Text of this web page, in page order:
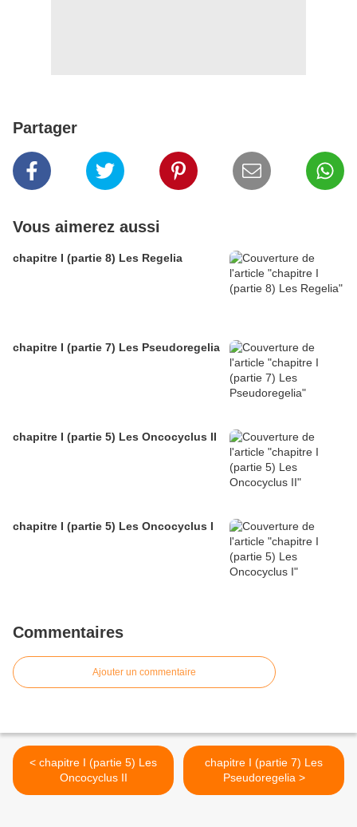
Partager
Vous aimerez aussi
chapitre I (partie 8) Les Regelia
chapitre I (partie 7) Les Pseudoregelia
chapitre I (partie 5) Les Oncocyclus II
chapitre I (partie 5) Les Oncocyclus I
Commentaires
Ajouter un commentaire
< chapitre I (partie 5) Les
Oncocyclus II
chapitre I (partie 7) Les
Pseudoregelia >